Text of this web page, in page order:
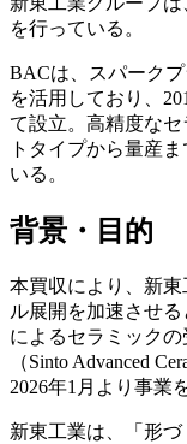
を行っている。
BACは、スパーク
を活用しており、
て設立。高精度な
トタイプから量産
いる。
背景・目的
本買収により、新
ル展開を加速させ
によるセラミック
（Sinto Advanced
2026年1月より事業
新東工業は、「形